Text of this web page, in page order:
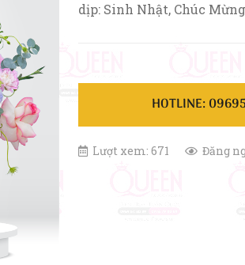
dịp: Sinh Nhật, Chúc
HOTLINE:
Lượt xem: 671 Đăng